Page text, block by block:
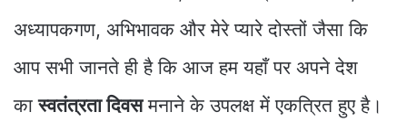
अध्यापकगण, अभिभावक और मेरे प्यारे दोस्तों जैसा कि
आप सभी जानते ही है कि आज हम यहाँ पर अपने देश
कास्वतंत्रता दिवसमनाने के उपलक्ष में एकत्रित हुए है।